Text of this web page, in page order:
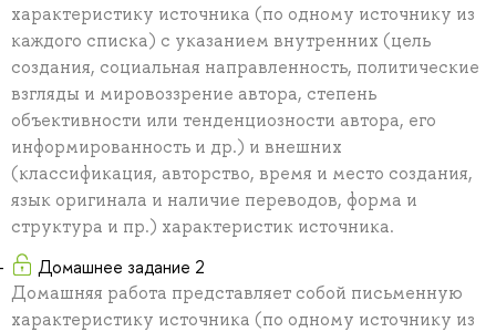
характеристику источника (по одному источнику из
каждого списка) с указанием внутренних (цель
создания, социальная направленность, политические
взгляды и мировоззрение автора, степень
объективности или тенденциозности автора, его
информированность и др.) и внешних
(классификация, авторство, время и место создания,
язык оригинала и наличие переводов, форма и
структура и пр.) характеристик источника.
Домашнее задание 2
Домашняя работа представляет собой письменную
характеристику источника (по одному источнику из